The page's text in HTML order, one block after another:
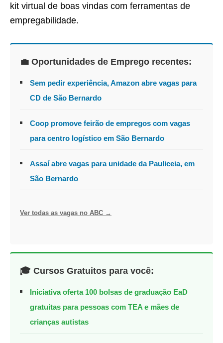
kit virtual de boas vindas com ferramentas de
empregabilidade.
💼 Oportunidades de Emprego recentes:
Sem pedir experiência, Amazon abre vagas para
CD de São Bernardo
Coop promove feirão de empregos com vagas
para centro logístico em São Bernardo
Assaí abre vagas para unidade da Pauliceia, em
São Bernardo
Ver todas as vagas no ABC →
🎓 Cursos Gratuitos para você:
Iniciativa oferta 100 bolsas de graduação EaD
gratuitas para pessoas com TEA e mães de
crianças autistas